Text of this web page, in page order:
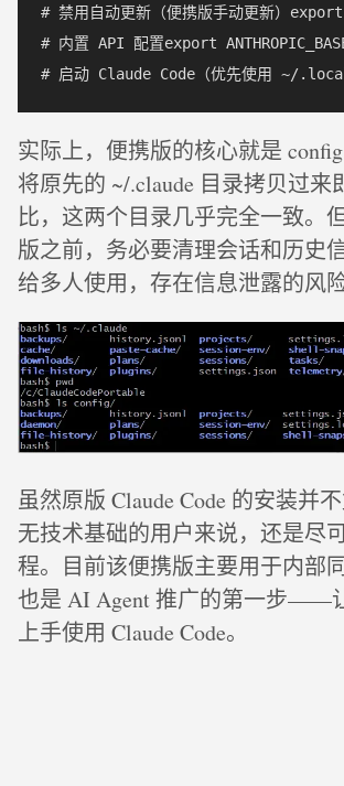
# 禁用自动更新（便携版手动更新）
# 内置 API 配置export
实际上，便携版的核心就是
将原先的 ~/.claude 目录拷贝过来
比，这两个目录几乎完全一致。
版之前，务必要清理会话和历史
给多人使用，存在信息泄露的风险
虽然原版 Claude Code 的安装并
无技术基础的用户来说，还是尽
程。目前该便携版主要用于内部
也是 AI Agent 推广的第一步——
上手使用 Claude Code。